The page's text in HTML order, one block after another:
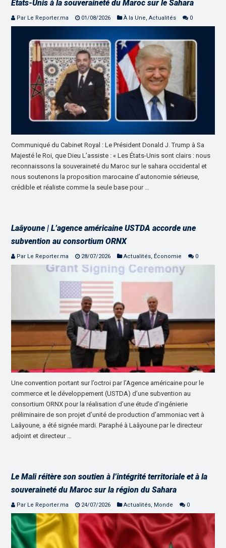
États-Unis à la souveraineté du Maroc sur le Sahara
Par Le Reporter.ma 01/08/2026 À la Une,Actualités 0
Communiqué du Cabinet Royal : Le Président Donald J. Trump à Sa
Majesté le Roi, que Dieu L’assiste : « Les États-Unis sont clairs : nous
reconnaissons la souveraineté du Maroc sur le sahara occidental et
nous soutenons la proposition marocaine d’autonomie sérieuse,
crédible et réaliste comme la seule base pour …
Laâyoune | L’agence américaine USTDA accorde une
subvention au consortium ORNX
Par Le Reporter.ma 28/07/2026 Actualités Économie 0
Une convention portant sur l’octroi par l’Agence américaine pour le
commerce et le développement (USTDA) d’une subvention au
consortium ORNX pour la réalisation d’une étude d’ingénierie
préliminaire de son projet d’unité de production d’ammoniac vert à
Laâyoune, a été signée mardi. Paraphé à Laâyoune par le directeur
adjoint et directeur …
Le Mali réitère son soutien à l’intégrité territoriale et à la
souveraineté du Maroc sur la région du Sahara
Par Le Reporter.ma 24/07/2026 Actualités, Monde 0